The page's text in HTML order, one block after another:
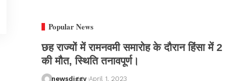
Popular News
छह राज्यों में रामनवमी समारोह के दौरान हिंसा में 2
की मौत, स्थिति तनावपूर्ण।
newsdiggy April 1, 2023